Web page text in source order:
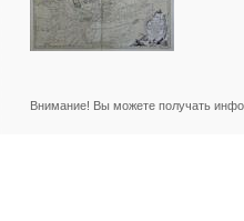
Внимание! Вы можете получать